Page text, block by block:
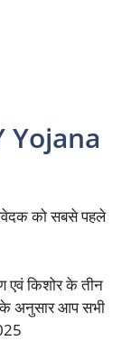
Yojana
को सबसे पहले
किशोर के तीन
के अनुसार आप सभी